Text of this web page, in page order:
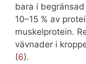
bara i
10–15 % av
muskelprotein.
vävnader i
(6).